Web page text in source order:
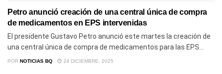
Petro anunció creación de una central única de compra
de medicamentos en EPS intervenidas
El presidente Gustavo Petro anunció este martes la creación de
una central única de compra de medicamentos para las EPS...
POR NOTICIAS BQ 24 DICIEMBRE, 2025